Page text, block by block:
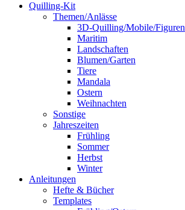
Quilling-Kit
Themen/Anlässe
3D-Quilling/Mobile/Figuren
Maritim
Landschaften
Blumen/Garten
Tiere
Mandala
Ostern
Weihnachten
Sonstige
Jahreszeiten
Frühling
Sommer
Herbst
Winter
Anleitungen
Hefte & Bücher
Templates